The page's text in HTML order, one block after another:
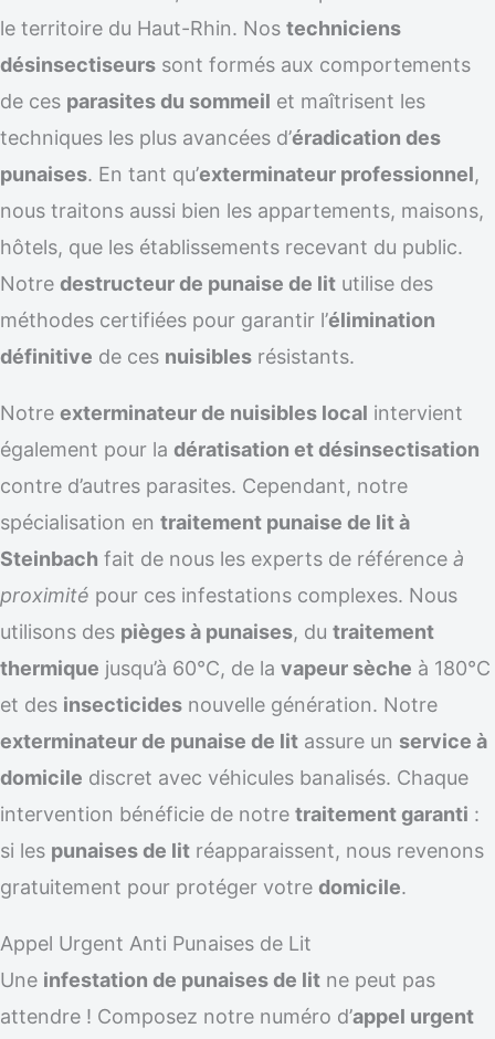
le territoire du Haut-Rhin. Nos techniciens
désinsectiseurs sont formés aux comportements
de ces parasites du sommeil et maîtrisent les
techniques les plus avancées d’éradication des
punaises. En tant qu’exterminateur professionnel,
nous traitons aussi bien les appartements, maisons,
hôtels, que les établissements recevant du public.
Notre destructeur de punaise de lit utilise des
méthodes certifiées pour garantir l’élimination
définitive de ces nuisibles résistants.
Notre exterminateur de nuisibles local intervient
également pour la dératisation et désinsectisation
contre d’autres parasites. Cependant, notre
spécialisation en traitement punaise de lit à
Steinbach fait de nous les experts de référence à
proximité pour ces infestations complexes. Nous
utilisons des pièges à punaises, du traitement
thermique jusqu’à 60°C, de la vapeur sèche à 180°C
et des insecticides nouvelle génération. Notre
exterminateur de punaise de lit assure un service à
domicile discret avec véhicules banalisés. Chaque
intervention bénéficie de notre traitement garanti :
si les punaises de lit réapparaissent, nous revenons
gratuitement pour protéger votre domicile.
Appel Urgent Anti Punaises de Lit
Une infestation de punaises de lit ne peut pas
attendre ! Composez notre numéro d’appel urgent